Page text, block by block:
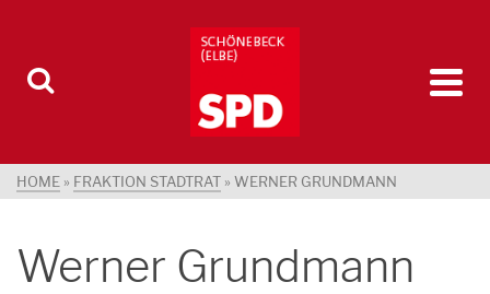
HOME » FRAKTION STADTRAT » WERNER GRUNDMANN
Werner Grundmann